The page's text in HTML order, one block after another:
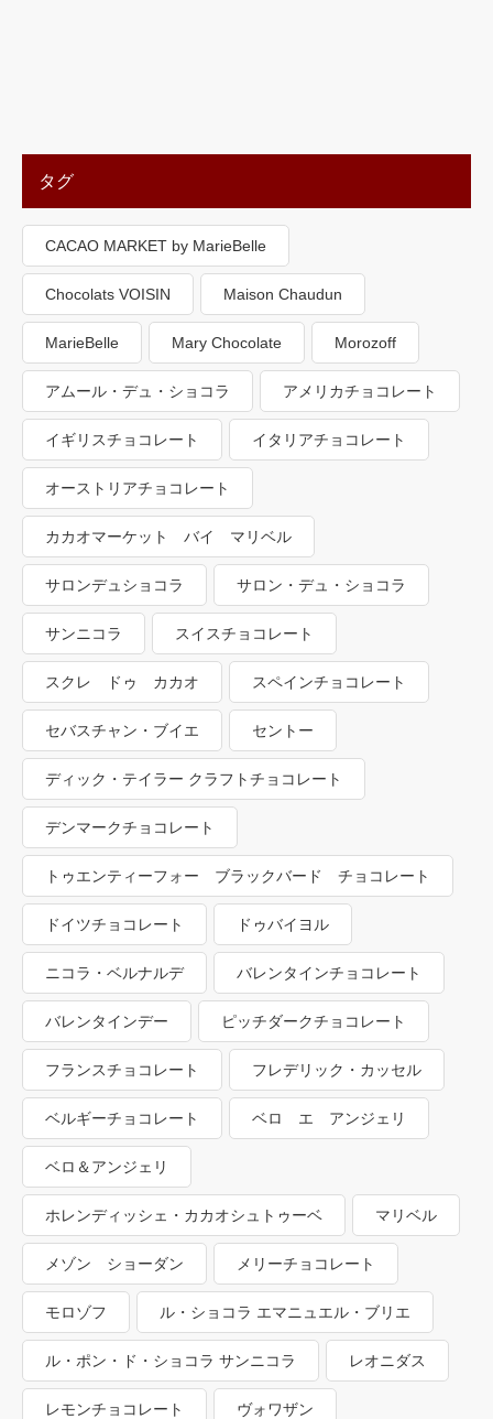
タグ
CACAO MARKET by MarieBelle
Chocolats VOISIN Maison Chaudun
MarieBelle Mary Chocolate Morozoff
アムール・デュ・ショコラ アメリカチョコレート
イギリスチョコレート イタリアチョコレート
オーストリアチョコレート
カカオマーケット バイ マリベル
サロンデュショコラ サロン・デュ・ショコラ
サンニコラ スイスチョコレート
スクレ ドゥ カカオ スペインチョコレート
セバスチャン・ブイエ セントー
ディック・テイラー クラフトチョコレート
デンマークチョコレート
トゥエンティーフォー ブラックバード チョコレート
ドイツチョコレート ドゥバイヨル
ニコラ・ベルナルデ バレンタインチョコレート
バレンタインデー ピッチダークチョコレート
フランスチョコレート フレデリック・カッセル
ベルギーチョコレート ベロ エ アンジェリ
ベロ＆アンジェリ
ホレンディッシェ・カカオシュトゥーベ マリベル
メゾン ショーダン メリーチョコレート
モロゾフ ル・ショコラ エマニュエル・ブリエ
ル・ポン・ド・ショコラ サンニコラ レオニダス
レモンチョコレート ヴォワザン